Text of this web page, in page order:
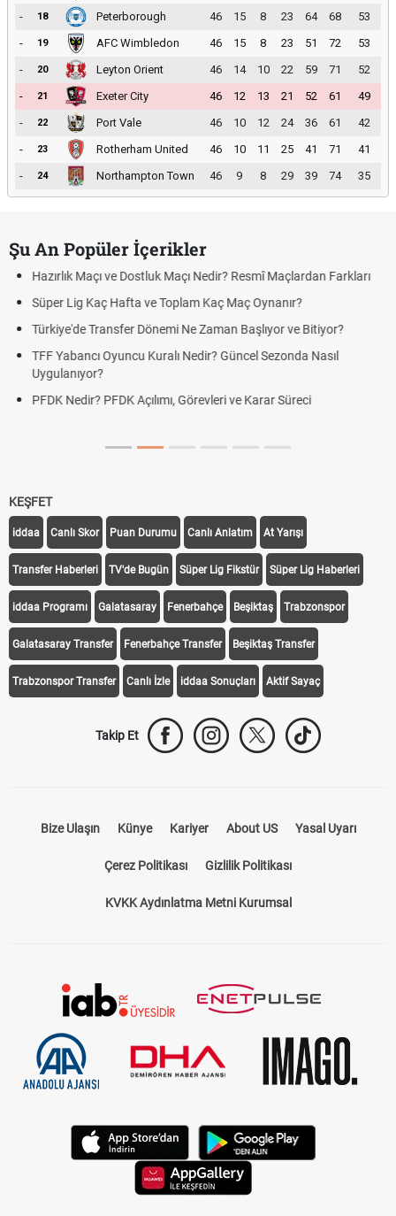
-
18 Peterborough 46 15 8 23 64 68
53
-
19 AFC Wimbledon 46 15 8 23 51 72
53
-
20 Leyton Orient 46 14 10 22 59 71
52
-
21 Exeter City 46 12 13 21 52 61
49
-
22 Port Vale 46 10 12 24 36 61
42
-
23 Rotherham United 46 10 11 25 41 71
41
-
24 Northampton Town 46 9 8 29 39 74 35
Şu An Popüler İçerikler
Dostluk Maçı Nedir? Resmî Maçlardan Farkları
ve Toplam Kaç Maç Oynanır?
Dönemi Ne Zaman Başlıyor ve Bitiyor?
Kuralı Nedir? Güncel Sezonda Nasıl
Açılımı, Görevleri ve Karar Süreci
Puan Durumunda
Skor Ne Demek?
Futbol Nasıl
Deplasman Golü
DGS Sonuçları
KEŞFET
iddaa Canlı Skor Puan Durumu Canlı Anlatım At Yarışı
Transfer Haberleri TV'de Bugün Süper Lig Fikstür Süper Lig Haberleri
iddaa Programı Galatasaray Fenerbahçe Beşiktaş Trabzonspor
Galatasaray Transfer Fenerbahçe Transfer Beşiktaş Transfer
Trabzonspor Transfer Canlı İzle iddaa Sonuçları Aktif Sayaç
Takip Et
Bize Ulaşın Künye Kariyer About US Yasal Uyarı
Çerez Politikası Gizlilik Politikası
KVKK Aydınlatma Metni Kurumsal